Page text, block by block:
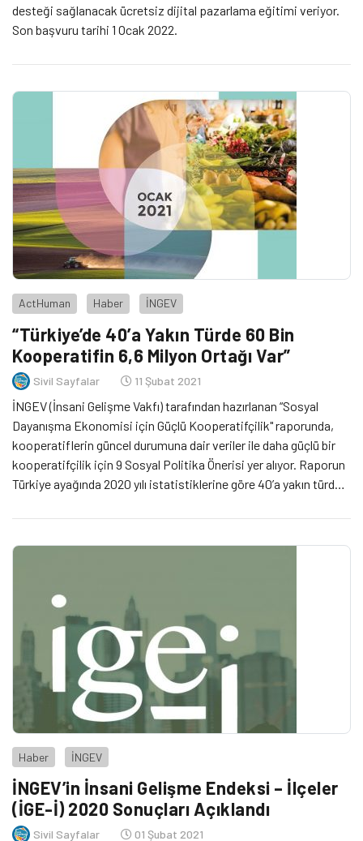
desteği sağlanacak ücretsiz dijital pazarlama eğitimi veriyor.
Son başvuru tarihi 1 Ocak 2022.
ActHuman Haber İNGEV
“Türkiye’de 40’a Yakın Türde 60 Bin
Kooperatifin 6,6 Milyon Ortağı Var”
Sivil Sayfalar 11 Şubat 2021
İNGEV (İnsani Gelişme Vakfı) tarafından hazırlanan “Sosyal
Dayanışma Ekonomisi için Güçlü Kooperatifçilik" raporunda,
kooperatiflerin güncel durumuna dair veriler ile daha güçlü bir
kooperatifçilik için 9 Sosyal Politika Önerisi yer alıyor. Raporun
Türkiye ayağında 2020 yılı istatistiklerine göre 40’a yakın türde,
toplamda 6,6 milyon ortağı olduğu bilgisi veriliyor.
Haber İNGEV
İNGEV’in İnsani Gelişme Endeksi – İlçeler
(İGE-İ) 2020 Sonuçları Açıklandı
Sivil Sayfalar 01 Şubat 2021